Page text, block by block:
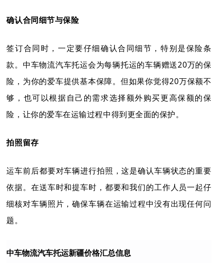
确认合同细节与保险
签订合同时，一定要仔细确认合同细节，特别是保险条
款。中车物流汽车托运会为每辆托运的车辆赠送20万的保
险，为你的爱车提供基本保障。但如果你觉得20万保额不
够，也可以根据自己的需求选择额外购买更高保额的保
险，让你的爱车在运输过程中得到更全面的保护。
拍照留存
运车前后都要对车辆进行拍照，这是确认车辆状态的重要
依据。在送车时和提车时，都要和我们的工作人员一起仔
细核对车辆照片，确保车辆在运输过程中没有出现任何问
题。
中车物流汽车托运新疆价格汇总信息